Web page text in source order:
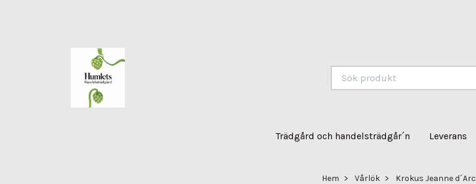
Trädgård och handelsträdgår´n Leverans
Hem Vårlök Krokus Jeanne d´Arc